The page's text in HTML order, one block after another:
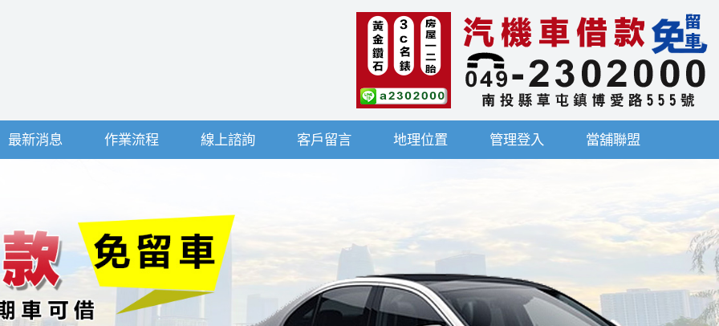
最新消息 作業流程 線上諮詢 客戶留言 地理位置 管理登入 當舖聯盟